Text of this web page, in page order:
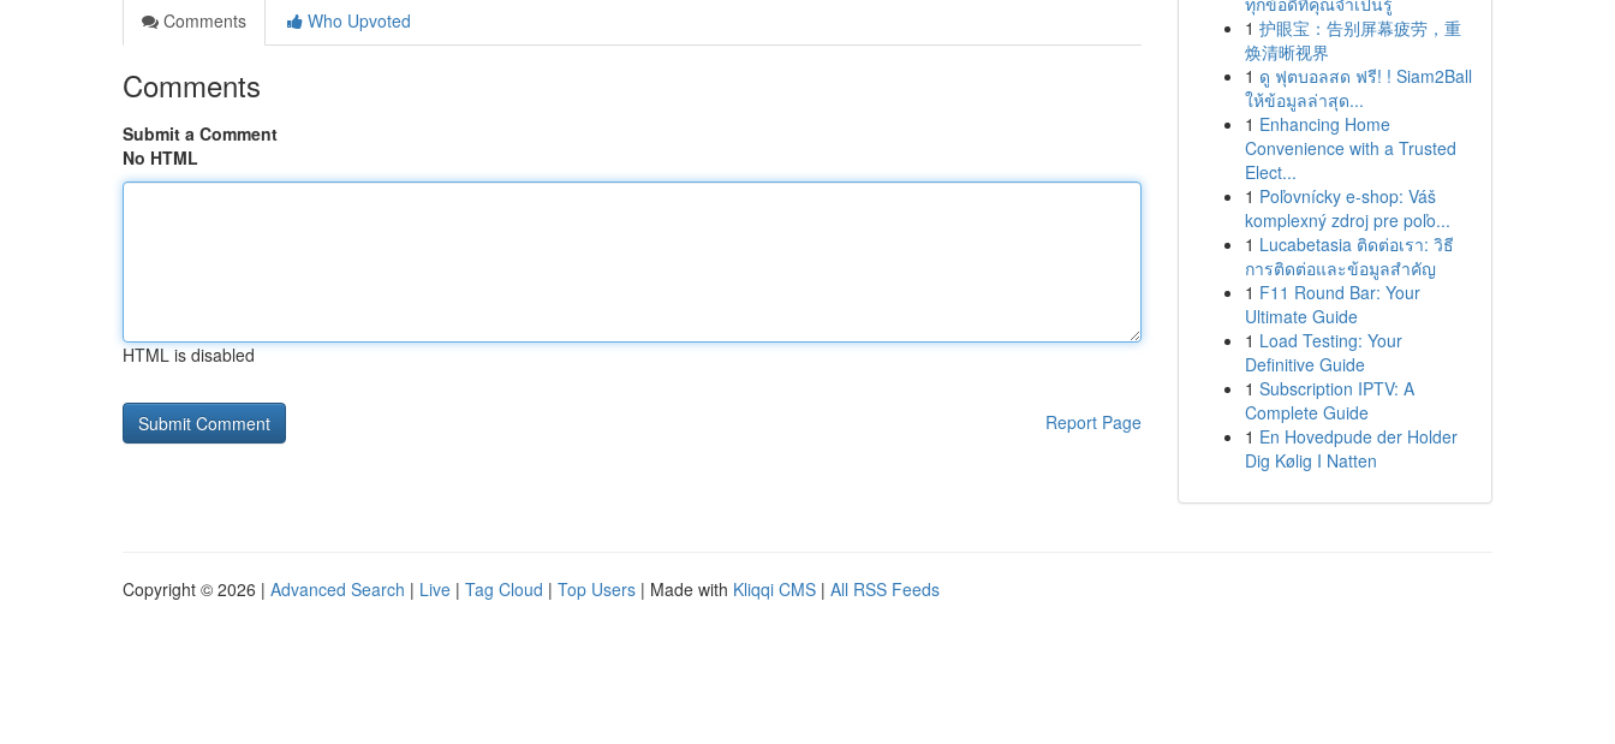
Comments
Who Upvoted
Comments
Submit a Comment
No HTML
HTML is disabled
Report Page
1 护眼宝：告别屏幕疲劳，重
焕清晰视界
1 ดู ฟุตบอลสด ฟรี! ! Siam2Ball
ให้ข้อมูลล่าสุด...
1 Enhancing Home
Convenience with a Trusted
Elect...
1 Poľovnícky e-shop: Váš
komplexný zdroj pre poľo...
1 Lucabetasia ติดต่อเรา: วิธี
การติดต่อและข้อมูลสำคัญ
1 F11 Round Bar: Your
Ultimate Guide
1 Load Testing: Your
Definitive Guide
1 Subscription IPTV: A
Complete Guide
1 En Hovedpude der Holder
Dig Kølig I Natten
Copyright © 2026 | Advanced Search | Live | Tag Cloud | Top Users | Made with Kliqqi CMS | All RSS Feeds